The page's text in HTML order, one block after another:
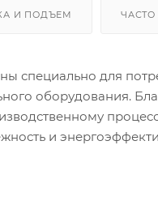
И ПОДЪЕМ
специально для
оборудования.
и